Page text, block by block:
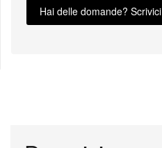
Hai delle domande? Scrivici